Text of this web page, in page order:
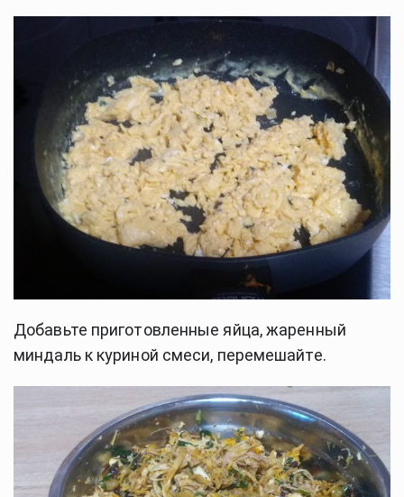
Добавьте приготовленные яйца, жаренный
миндаль к куриной смеси, перемешайте.